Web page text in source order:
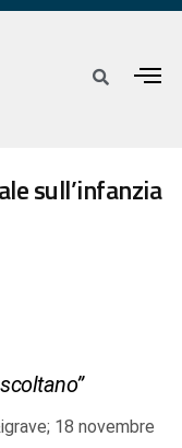
sull’infanzia
18 novembre